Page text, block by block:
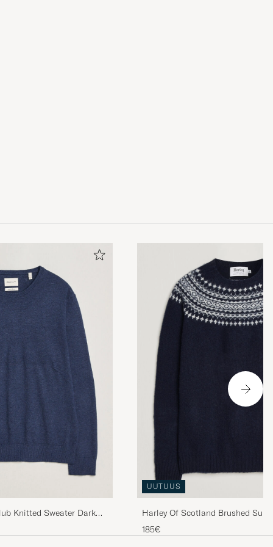
Knitted Sweater Dark
UUTUUS
Harley Of Scotland Brushed
Lambswool Yolk Fairisle Navy/
185€